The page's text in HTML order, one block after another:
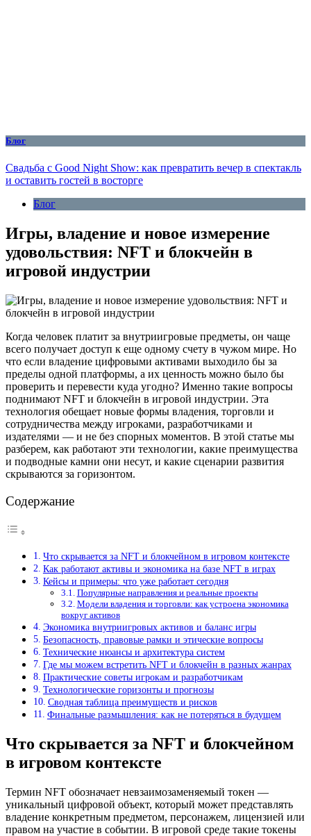
Блог
Свадьба с Good Night Show: как превратить вечер в спектакль
и оставить гостей в восторге
Блог
Игры, владение и новое измерение
удовольствия: NFT и блокчейн в
игровой индустрии
Когда человек платит за внутриигровые предметы, он чаще
всего получает доступ к еще одному счету в чужом мире. Но
что если владение цифровыми активами выходило бы за
пределы одной платформы, а их ценность можно было бы
проверить и перевести куда угодно? Именно такие вопросы
поднимают NFT и блокчейн в игровой индустрии. Эта
технология обещает новые формы владения, торговли и
сотрудничества между игроками, разработчиками и
издателями — и не без спорных моментов. В этой статье мы
разберем, как работают эти технологии, какие преимущества
и подводные камни они несут, и какие сценарии развития
скрываются за горизонтом.
Содержание
Что скрывается за NFT и блокчейном в игровом контексте
Как работают активы и экономика на базе NFT в играх
Кейсы и примеры: что уже работает сегодня
Популярные направления и реальные проекты
Модели владения и торговли: как устроена экономика
вокруг активов
Экономика внутриигровых активов и баланс игры
Безопасность, правовые рамки и этические вопросы
Технические нюансы и архитектура систем
Где мы можем встретить NFT и блокчейн в разных жанрах
Практические советы игрокам и разработчикам
Технологические горизонты и прогнозы
Сводная таблица преимуществ и рисков
Финальные размышления: как не потеряться в будущем
Что скрывается за NFT и блокчейном
в игровом контексте
Термин NFT обозначает невзаимозаменяемый токен —
уникальный цифровой объект, который может представлять
владение конкретным предметом, персонажем, лицензией или
правом на участие в событии. В игровой среде такие токены